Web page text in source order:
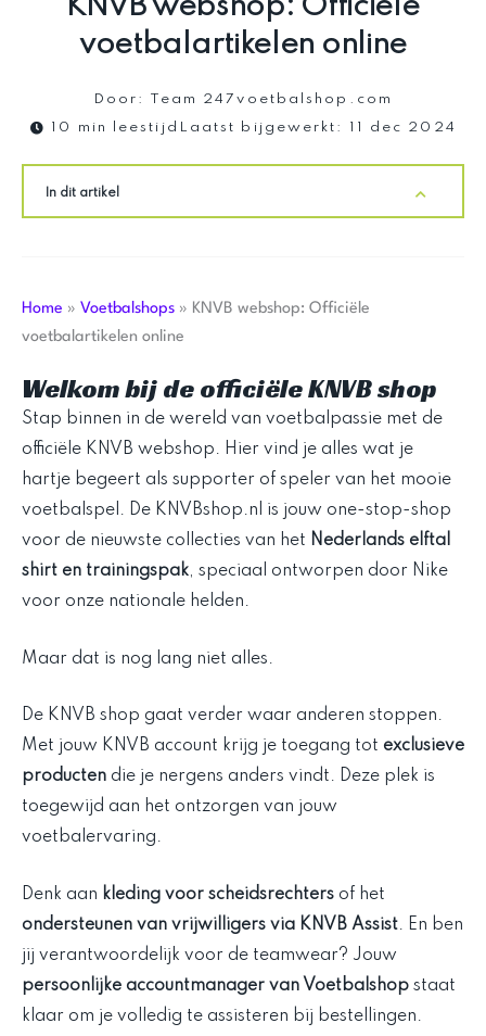
KNVB webshop: Officiële
voetbalartikelen online
Door:
Team 247voetbalshop.com
10 min leestijd Laatst bijgewerkt: 11 dec 2024
In dit artikel
Home » Voetbalshops » KNVB webshop: Officiële
voetbalartikelen online
Welkom bij de officiële KNVB shop
Stap binnen in de wereld van voetbalpassie met de
officiële KNVB webshop. Hier vind je alles wat je
hartje begeert als supporter of speler van het mooie
voetbalspel. De KNVBshop.nl is jouw one-stop-shop
voor de nieuwste collecties van het Nederlands elftal
shirt en trainingspak, speciaal ontworpen door Nike
voor onze nationale helden.
Maar dat is nog lang niet alles.
De KNVB shop gaat verder waar anderen stoppen.
Met jouw KNVB account krijg je toegang tot exclusieve
producten die je nergens anders vindt. Deze plek is
toegewijd aan het ontzorgen van jouw
voetbalervaring.
Denk aan kleding voor scheidsrechters of het
ondersteunen van vrijwilligers via KNVB Assist. En ben
jij verantwoordelijk voor de teamwear? Jouw
persoonlijke accountmanager van Voetbalshop staat
klaar om je volledig te assisteren bij bestellingen.